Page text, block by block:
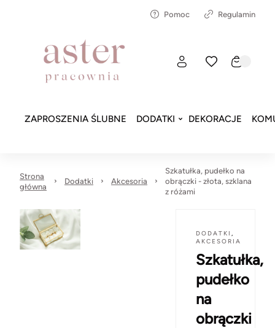
Pomoc Regulamin
ZAPROSZENIA ŚLUBNE DODATKI DEKORACJE
Strona
główna
Dodatki Akcesoria
Szkatułka, pudełko na
obrączki - złota, szklana
z różami
DODATKI,
AKCESORIA
Szkatułka,
pudełko
na
obrączki